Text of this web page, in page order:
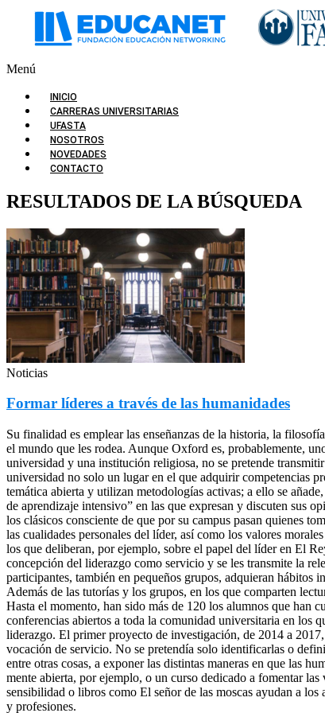
Menú
INICIO
CARRERAS UNIVERSITARIAS
UFASTA
NOSOTROS
NOVEDADES
CONTACTO
RESULTADOS DE LA BÚSQUEDA
Noticias
Formar líderes a través de las humanidades
Su finalidad es emplear las enseñanzas de la historia, la
el mundo que les rodea. Aunque Oxford es, probablemente,
universidad y una institución religiosa, no se pretende
universidad no solo un lugar en el que adquirir competencias
temática abierta y utilizan metodologías activas; a ello se
de aprendizaje intensivo” en las que expresan y discuten sus
los clásicos consciente de que por su campus pasan quienes
las cualidades personales del líder, así como los valores
los que deliberan, por ejemplo, sobre el papel del líder en El
concepción del liderazgo como servicio y se les transmite la
participantes, también en pequeños grupos, adquieran
Además de las tutorías y los grupos, en los que comparten
Hasta el momento, han sido más de 120 los alumnos que han
conferencias abiertos a toda la comunidad universitaria en los
liderazgo. El primer proyecto de investigación, de 2014 a
vocación de servicio. No se pretendía solo identificarlas o
entre otras cosas, a exponer las distintas maneras en que las
mente abierta, por ejemplo, o un curso dedicado a fomentar
sensibilidad o libros como El señor de las moscas ayudan a
y profesiones.